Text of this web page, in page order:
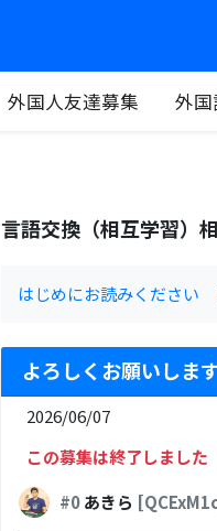
外国人友達募集 外
言語交換（相互学習）
はじめにお読みください
よろしくお願いしま
2026/06/07
この募集は終了しました
#0あきら